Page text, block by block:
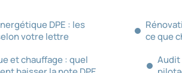
DPE : les
votre lettre
et chauffage : quel
ce que
Audit